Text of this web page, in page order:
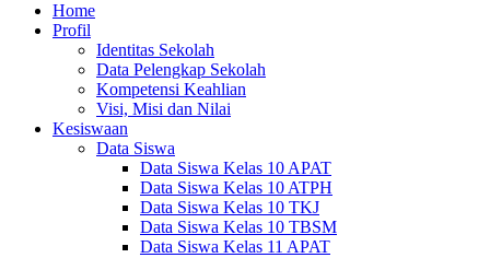
Home
Profil
Identitas Sekolah
Data Pelengkap Sekolah
Kompetensi Keahlian
Visi, Misi dan Nilai
Kesiswaan
Data Siswa
Data Siswa Kelas 10 APAT
Data Siswa Kelas 10 ATPH
Data Siswa Kelas 10 TKJ
Data Siswa Kelas 10 TBSM
Data Siswa Kelas 11 APAT